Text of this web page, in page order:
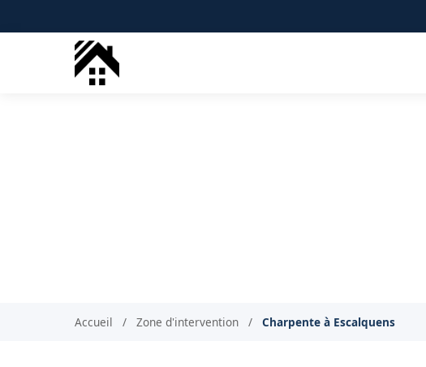
Accueil / Zone d'intervention / Charpente à Escalquens